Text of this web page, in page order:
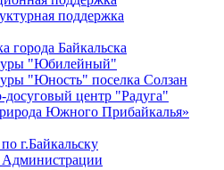
поддержка
города Байкальска
"Юбилейный"
"Юность" поселка Солзан
досуговый центр "Радуга"
Южного Прибайкалья»
г.Байкальску